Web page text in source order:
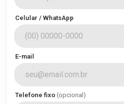
Celular / WhatsApp
E-mail
Telefone fixo (opcional)